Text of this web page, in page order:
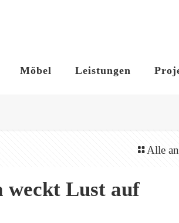
Möbel Leistungen
Alle
weckt Lust auf